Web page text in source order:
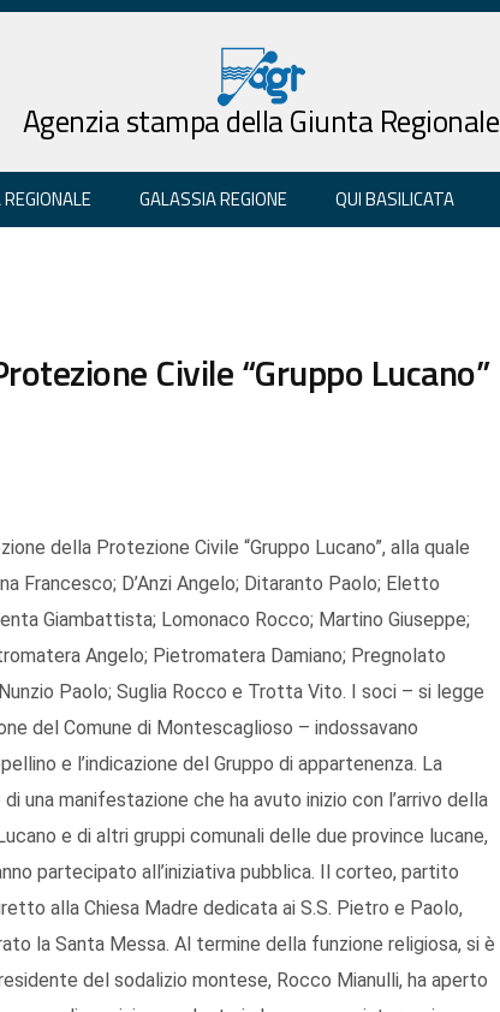
Agenzia stampa della Giunta Regionale
GALASSIA REGIONE QUI BASILICATA
Civile “Gruppo Lucano”
della Protezione Civile “Gruppo Lucano”, alla quale
Francesco; D’Anzi Angelo; Ditaranto Paolo; Eletto
Giambattista; Lomonaco Rocco; Martino Giuseppe;
Angelo; Pietromatera Damiano; Pregnolato
Paolo; Suglia Rocco e Trotta Vito. I soci – si legge
del Comune di Montescaglioso – indossavano
e l’indicazione del Gruppo di appartenenza. La
una manifestazione che ha avuto inizio con l’arrivo della
e di altri gruppi comunali delle due province lucane,
partecipato all’iniziativa pubblica. Il corteo, partito
alla Chiesa Madre dedicata ai S.S. Pietro e Paolo,
la Santa Messa. Al termine della funzione religiosa, si è
del sodalizio montese, Rocco Mianulli, ha aperto